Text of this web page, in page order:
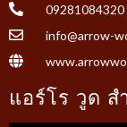
09281084320
info@arrow-
แอร์โร วูด